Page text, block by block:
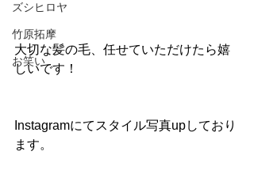
ズシヒロヤ
竹原拓摩
お笑い
大切な髪の毛、任せていただけたら嬉
しいです！
Instagramにてスタイル写真upしており
ます。